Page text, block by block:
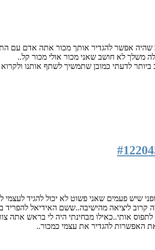
שהיה אפשר להגדיר אותך מכור אתה אדם עם
משלך לא חושב שאני מכור אולי מכור קל..
לדעתי כמובן שתמשיך לשתף אותנו
שיש פעמים שאני פשוט לא יכול להגיד לעצמי
ליציאה מהישיבה..ששם האידיאל להפריד
לתפוס אותי..כאילו מבחינתי היה לי בראש
האפשרות להגדיר את עצמי כמכור..